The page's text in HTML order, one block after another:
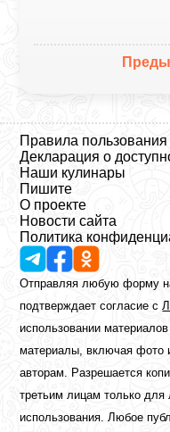
Правила пользования
Декларация о
Наши кулинары
Пишите
О проекте
Новости сайта
Политика
Отправляя любую форму
подтверждает согласие с
использовании
материалы, включая фото
авторам. Разрешается
третьим лицам только для
использования. Любое